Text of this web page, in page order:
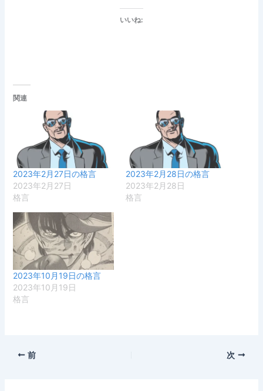
いいね:
関連
2023年2月27日の格言
2023年2月27日
格言
2023年2月28日の格言
2023年2月28日
格言
2023年10月19日の格言
2023年10月19日
格言
前 次